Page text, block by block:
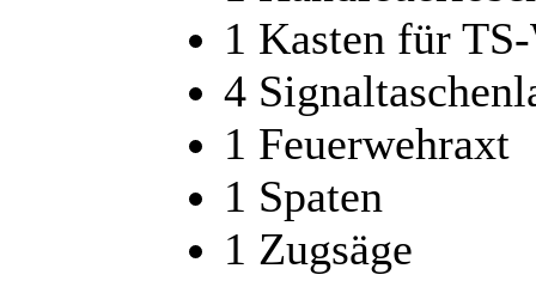
1 Kasten für
4
1 Feuerwehraxt
1 Spaten
1 Zugsäge